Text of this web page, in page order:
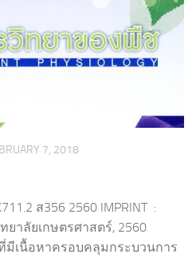
7, 2018
ส356 2560 IMPRINT :
าลัยเกษตรศาสตร์, 2560
มีเนื้อหาครอบคลุมกระบวนการ